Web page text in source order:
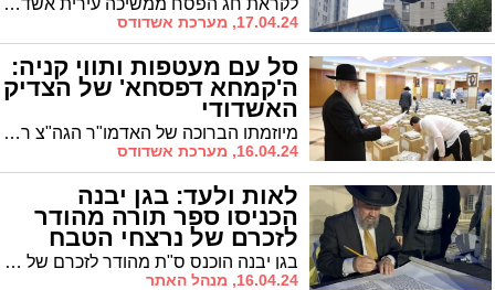
לקראת חג הפסח ממשיכה עירית אשדוד במשימת ניקוי כמויות האשפה הגדולות מרחובות העיר. 3,240 טון אשפה כבר פונתה תוך שבוע כשמדובר בעליה של 200 טון על פני השנה שעברה
17.04.24, מערכת אשדודס
סל עם מעטפות ותווי קניה:
ה'קמחא דפסחא' של הצדיק
האשדודי
מיוזמתו הברוכה של האדמו"ר הגה"צ רבי דוד חנניה פינטו נשיא ממלכת התורה "אורות חיים ומשה", אלפי משפחות זכו לקבל "קמחא דפסחא" לקראת חג הפסח ובנוסף מעטפות עם תווי קניה
16.04.24, מערכת אשדודס
לאות ולעד: בגן יבנה
הכניסו ספר תורה מהודר
לזכרם של נרצחי הטבח
בגן יבנה הוכנס ס"ת מהודר לזכרם של הנרצחים ביום שמחת תורה, הי"ד
16.04.24, מנהל האתר